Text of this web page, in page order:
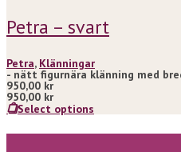
Petra – svart
Petra, Klänningar
- nätt figurnära klänning med
950,00 kr
950,00 kr
Select options